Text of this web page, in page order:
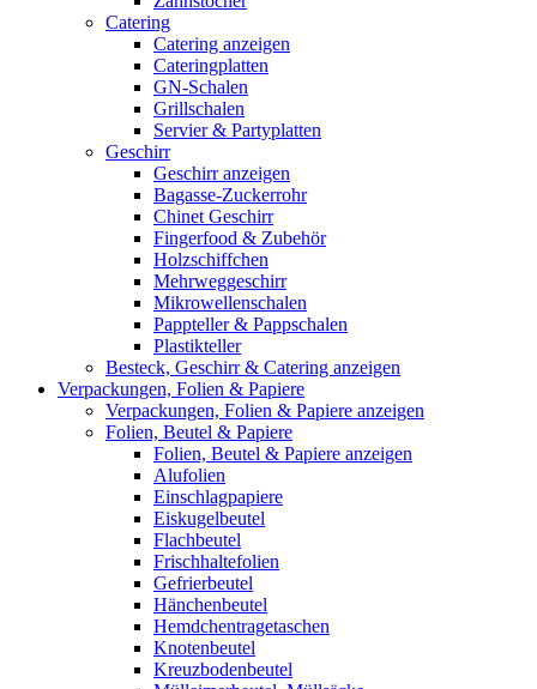
Catering
Catering anzeigen
Cateringplatten
GN-Schalen
Grillschalen
Servier & Partyplatten
Geschirr
Geschirr anzeigen
Bagasse-Zuckerrohr
Chinet Geschirr
Fingerfood & Zubehör
Holzschiffchen
Mehrweggeschirr
Mikrowellenschalen
Pappteller & Pappschalen
Plastikteller
Besteck, Geschirr & Catering anzeigen
Verpackungen, Folien & Papiere
Verpackungen, Folien & Papiere anzeigen
Folien, Beutel & Papiere
Folien, Beutel & Papiere anzeigen
Alufolien
Einschlagpapiere
Eiskugelbeutel
Flachbeutel
Frischhaltefolien
Gefrierbeutel
Hänchenbeutel
Hemdchentragetaschen
Knotenbeutel
Kreuzbodenbeutel